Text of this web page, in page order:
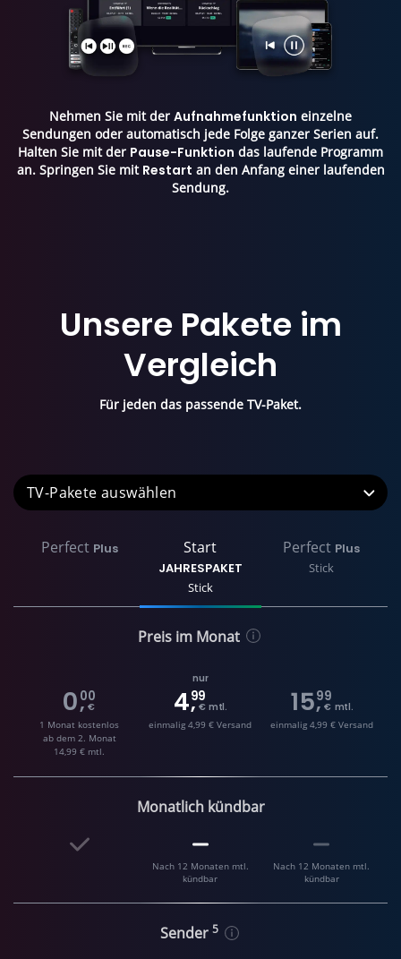
Nehmen Sie mit der Aufnahmefunktion einzelne
Sendungen oder automatisch jede Folge ganzer Serien auf.
Halten Sie mit der Pause-Funktion das laufende Programm
an. Springen Sie mit Restart an den Anfang einer laufenden
Sendung.
Unsere Pakete im
Vergleich
Für jeden das passende TV-Paket.
TV-Pakete
Perfect Plus Start
JAHRESPAKET
Stick
Perfect Plus
Stick
Preis im Monat
0,00
€
1 Monat kostenlos
ab dem 2. Monat
14,99 € mtl.
nur
4,99
€ mtl.
einmalig 4,99 € Versand
15,99
€ mtl.
einmalig 4,99 € Versand
Monatlich kündbar
Nach 12 Monaten mtl.
kündbar
Nach 12 Monaten mtl.
kündbar
Sender 5